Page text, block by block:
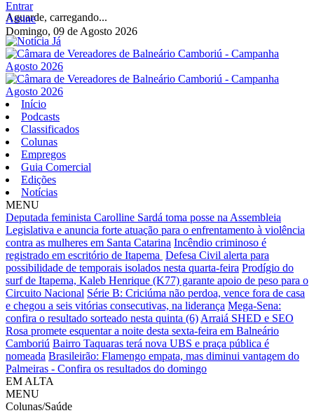
Aguarde, carregando...
Entrar
Assine
Domingo, 09 de Agosto 2026
Início
Podcasts
Classificados
Colunas
Empregos
Guia Comercial
Edições
Notícias
MENU
Deputada feminista Carolline Sardá toma posse na Assembleia
Legislativa e anuncia forte atuação para o enfrentamento à violência
contra as mulheres em Santa Catarina Incêndio criminoso é
registrado em escritório de Itapema Defesa Civil alerta para
possibilidade de temporais isolados nesta quarta-feira Prodígio do
surf de Itapema, Kaleb Henrique (K77) garante apoio de peso para o
Circuito Nacional Série B: Criciúma não perdoa, vence fora de casa
e chegou a seis vitórias consecutivas, na liderança Mega-Sena:
confira o resultado sorteado nesta quinta (6) Arraiá SHED e SEO
Rosa promete esquentar a noite desta sexta-feira em Balneário
Camboriú Bairro Taquaras terá nova UBS e praça pública é
nomeada Brasileirão: Flamengo empata, mas diminui vantagem do
Palmeiras - Confira os resultados do domingo
EM ALTA
MENU
Colunas/Saúde